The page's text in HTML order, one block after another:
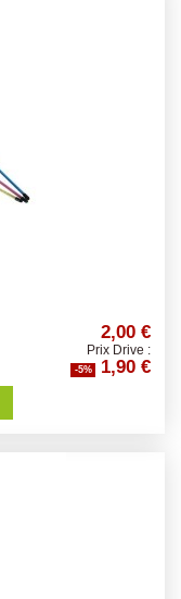
2,00 €
Prix Drive :
-5% 1,90 €